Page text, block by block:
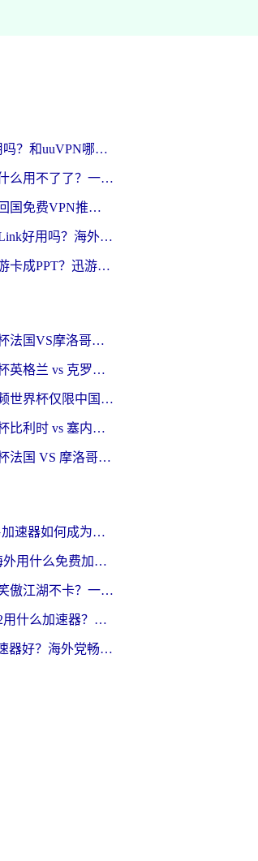
MalusVPN好用吗？和uuVPN哪个好？海外党无缝访问国内资源的真实对比与选择指南
归雁加速器为什么用不了了？一位海外游子的真实困惑与技术解答
海外党必看：回国免费VPN推荐？别踩坑！教你选对加速器无缝刷国内资源
ChickCN和GoLink好用吗？海外党如何选对回国加速器
海外玩国内手游卡成PPT？迅游和奇游手游哪个好？一篇讲透回国加速器怎么选
在国外看世界杯法国VS摩洛哥地区限制？这篇指南让你流畅看中文解说无压力
在国外看世界杯英格兰 vs 克罗地亚当前地区不可播放？这篇指南帮你搞定所有海外观赛难题
在海外看央视频世界杯仅限中国大陆？这篇指南帮你解锁中文解说+无卡顿直播
在海外看世界杯比利时 vs 塞内加尔仅限中国大陆？我找到了最流畅的中文解说之路
在国外看世界杯法国 VS 摩洛哥仅限中国大陆？海外党这样看中文解说赛事不卡顿
在澳洲，BanG加速器如何成为你国服游戏的“时光机”？
玩崩坏学园2海外用什么免费加速器好？2026海外党亲测国服游戏加速指南
国外如何玩新笑傲江湖不卡？一份给海外游子的终极网络指南
在南非玩刀塔2用什么加速器？一份给海外游子的终极生存指南
Dive用什么加速器好？海外党畅玩国服游戏的终极避坑指南